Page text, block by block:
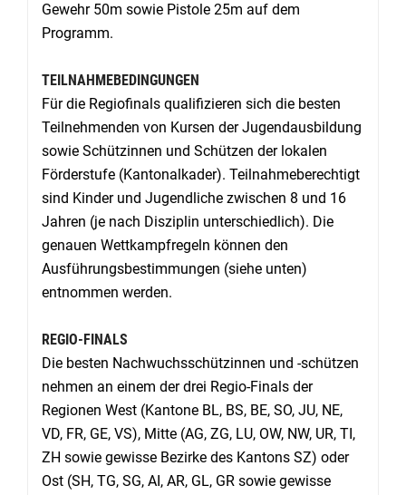
Gewehr 50m sowie Pistole 25m auf dem
Programm.
TEILNAHMEBEDINGUNGEN
Für die Regiofinals qualifizieren sich die besten
Teilnehmenden von Kursen der Jugendausbildung
sowie Schützinnen und Schützen der lokalen
Förderstufe (Kantonalkader). Teilnahmeberechtigt
sind Kinder und Jugendliche zwischen 8 und 16
Jahren (je nach Disziplin unterschiedlich). Die
genauen Wettkampfregeln können den
Ausführungsbestimmungen (siehe unten)
entnommen werden.
REGIO-FINALS
Die besten Nachwuchsschützinnen und -schützen
nehmen an einem der drei Regio-Finals der
Regionen West (Kantone BL, BS, BE, SO, JU, NE,
VD, FR, GE, VS), Mitte (AG, ZG, LU, OW, NW, UR, TI,
ZH sowie gewisse Bezirke des Kantons SZ) oder
Ost (SH, TG, SG, AI, AR, GL, GR sowie gewisse